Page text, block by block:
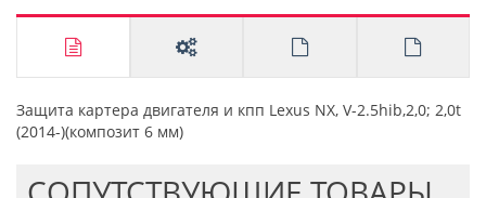
Защита картера двигателя и кпп Lexus NX, V-2.5hib,2,0; 2,0t
(2014-)(композит 6 мм)